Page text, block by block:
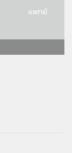
แพทย์